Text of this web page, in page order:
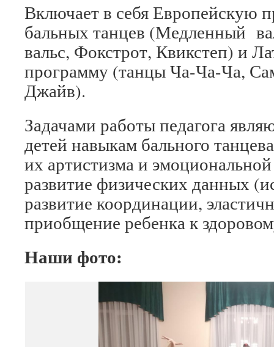
Включает в себя Европейскую
бальных танцев (Медленный
вальс, Фокстрот, Квикстеп) и
программу (танцы Ча-Ча-Ча,
Джайв).
Задачами работы педагога
детей навыкам бального
их артистизма и
развитие физических данных
развитие координации,
приобщение ребенка к
Наши фото: